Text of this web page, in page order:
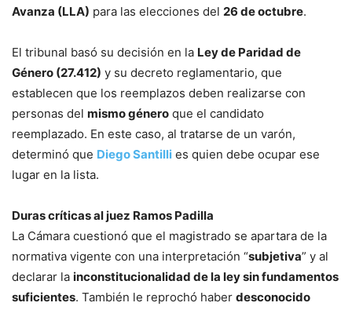
Avanza (LLA) para las elecciones del 26 de octubre.
El tribunal basó su decisión en la Ley de Paridad de
Género (27.412) y su decreto reglamentario, que
establecen que los reemplazos deben realizarse con
personas del mismo género que el candidato
reemplazado. En este caso, al tratarse de un varón,
determinó que Diego Santilli es quien debe ocupar ese
lugar en la lista.
Duras críticas al juez Ramos Padilla
La Cámara cuestionó que el magistrado se apartara de la
normativa vigente con una interpretación “subjetiva” y al
declarar la inconstitucionalidad de la ley sin fundamentos
suficientes. También le reprochó haber desconocido